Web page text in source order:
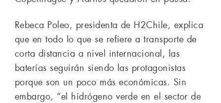
Rebeca Poleo, presidenta de H2Chile, explica
que en todo lo que se refiere a transporte de
corta distancia a nivel internacional, las
baterías seguirán siendo las protagonistas
porque son un poco más económicas. Sin
embargo, “el hidrógeno verde en el sector de